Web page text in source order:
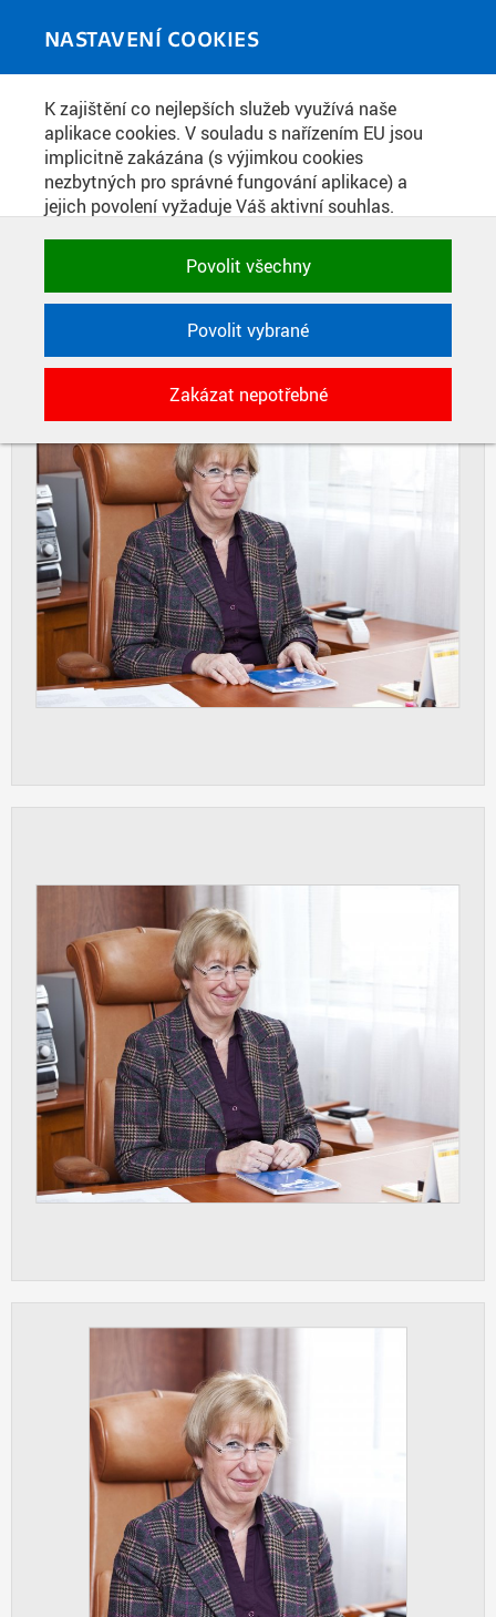
NASTAVENÍ COOKIES
K zajištění co nejlepších služeb využívá naše
aplikace cookies. V souladu s nařízením EU jsou
implicitně zakázána (s výjimkou cookies
nezbytných pro správné fungování aplikace) a
jejich povolení vyžaduje Váš aktivní souhlas.
zakázat, případně vybrat a povolit cookies podle
kategorie. Svoje rozhodnutí můžete samozřejmě
kdykoli změnit.
POTŘEBNÉ
Technické cookies využívané aplikacemi
ČVUT pro uchování jejich nastavení,
vlastností a identifikátorů relace. Jsou
nezbytné pro správné fungování a jsou
vždy aktivní.
ANALYTICKÉ
Slouží pro získávání anonymizovaných
statistických údajů, které nám pomáhají
vylepšovat naše aplikace. Zpravidla jde o
cookies systémů třetích stran, které k
těmto účelům využíváme.
Využívané za účelem zobrazení
s analýzou uživatelského chování
OSTATNÍ
Cookies, které aplikace nedokáže zařadit.
Naším cílem je, aby tato kategorie
zůstala prázdná a všechny cookies byly
přiřazeny do některé z kategorií
uvedených výše.
Povolit všechny
Povolit vybrané
Zakázat nepotřebné
MEDIATÉKA
You are here
Home Fotografie
DĚKANKA FSV PROF. ING. ALENA
KOHOUTKOVÁ, CSC.
CIHLY